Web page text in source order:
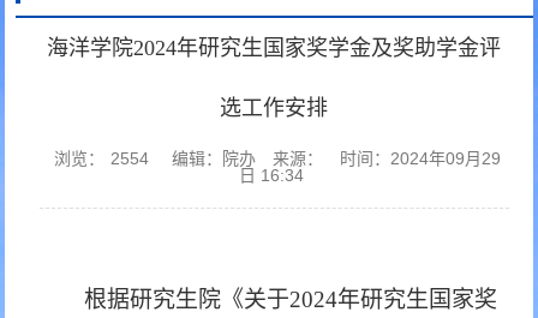
海洋学院2024年研究生国家奖学金及奖助学金评
选工作安排
浏览： 2554 编辑：院办 来源：
时间：2024年09月29
日 16:34
根据研究生院《关于2024年研究生国家奖